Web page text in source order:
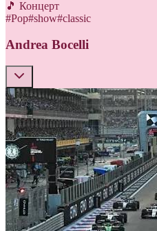
🎵 Концерт
#Pop#show#classic
Andrea Bocelli